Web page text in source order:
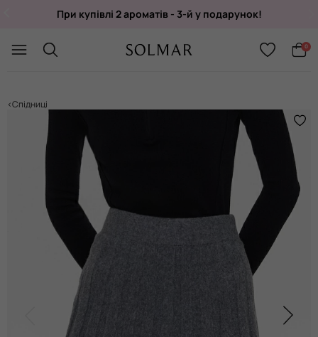
При купівлі 2 ароматів - 3-й у подарунок!
0
Спідниці
Укр